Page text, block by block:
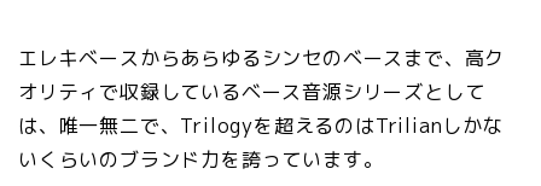
エレキベースからあらゆるシンセのベースまで、高ク
オリティで収録しているベース音源シリーズとして
は、唯一無二で、Trilogyを超えるのはTrilianしかな
いくらいのブランド力を誇っています。